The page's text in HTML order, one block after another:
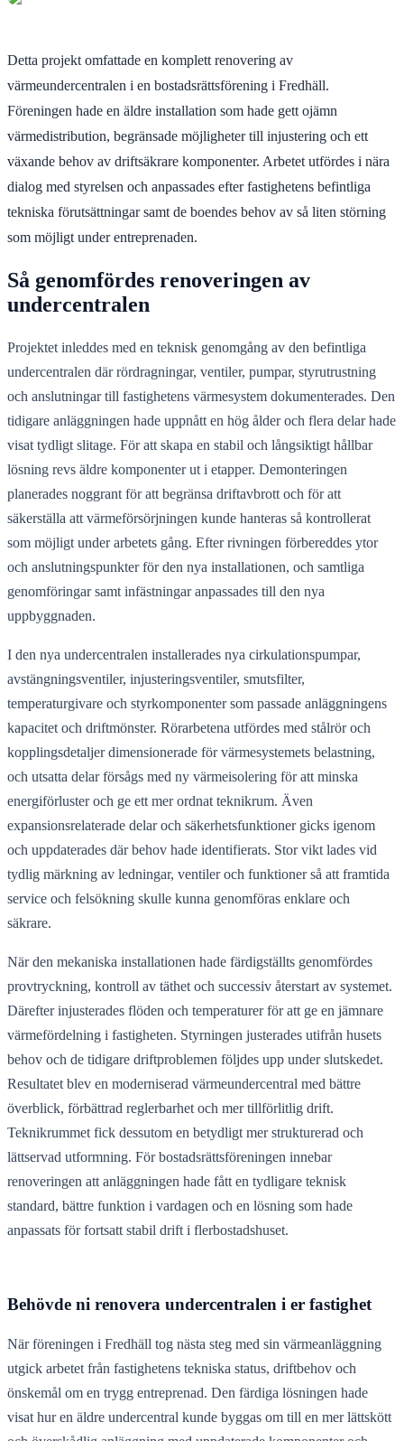
Detta projekt omfattade en komplett renovering av
värmeundercentralen i en bostadsrättsförening i Fredhäll.
Föreningen hade en äldre installation som hade gett ojämn
värmedistribution, begränsade möjligheter till injustering och ett
växande behov av driftsäkrare komponenter. Arbetet utfördes i nära
dialog med styrelsen och anpassades efter fastighetens befintliga
tekniska förutsättningar samt de boendes behov av så liten störning
som möjligt under entreprenaden.
Så genomfördes renoveringen av
undercentralen
Projektet inleddes med en teknisk genomgång av den befintliga
undercentralen där rördragningar, ventiler, pumpar, styrutrustning
och anslutningar till fastighetens värmesystem dokumenterades. Den
tidigare anläggningen hade uppnått en hög ålder och flera delar hade
visat tydligt slitage. För att skapa en stabil och långsiktigt hållbar
lösning revs äldre komponenter ut i etapper. Demonteringen
planerades noggrant för att begränsa driftavbrott och för att
säkerställa att värmeförsörjningen kunde hanteras så kontrollerat
som möjligt under arbetets gång. Efter rivningen förbereddes ytor
och anslutningspunkter för den nya installationen, och samtliga
genomföringar samt infästningar anpassades till den nya
uppbyggnaden.
I den nya undercentralen installerades nya cirkulationspumpar,
avstängningsventiler, injusteringsventiler, smutsfilter,
temperaturgivare och styrkomponenter som passade anläggningens
kapacitet och driftmönster. Rörarbetena utfördes med stålrör och
kopplingsdetaljer dimensionerade för värmesystemets belastning,
och utsatta delar försågs med ny värmeisolering för att minska
energiförluster och ge ett mer ordnat teknikrum. Även
expansionsrelaterade delar och säkerhetsfunktioner gicks igenom
och uppdaterades där behov hade identifierats. Stor vikt lades vid
tydlig märkning av ledningar, ventiler och funktioner så att framtida
service och felsökning skulle kunna genomföras enklare och
säkrare.
När den mekaniska installationen hade färdigställts genomfördes
provtryckning, kontroll av täthet och successiv återstart av systemet.
Därefter injusterades flöden och temperaturer för att ge en jämnare
värmefördelning i fastigheten. Styrningen justerades utifrån husets
behov och de tidigare driftproblemen följdes upp under slutskedet.
Resultatet blev en moderniserad värmeundercentral med bättre
överblick, förbättrad reglerbarhet och mer tillförlitlig drift.
Teknikrummet fick dessutom en betydligt mer strukturerad och
lättservad utformning. För bostadsrättsföreningen innebar
renoveringen att anläggningen hade fått en tydligare teknisk
standard, bättre funktion i vardagen och en lösning som hade
anpassats för fortsatt stabil drift i flerbostadshuset.
Behövde ni renovera undercentralen i er fastighet
När föreningen i Fredhäll tog nästa steg med sin värmeanläggning
utgick arbetet från fastighetens tekniska status, driftbehov och
önskemål om en trygg entreprenad. Den färdiga lösningen hade
visat hur en äldre undercentral kunde byggas om till en mer lättskött